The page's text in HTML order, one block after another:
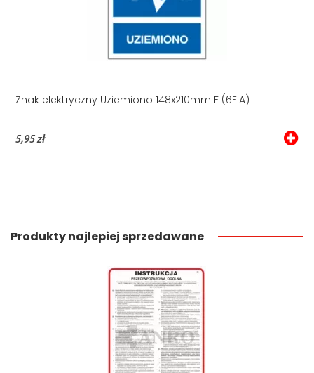
Znak elektryczny Uziemiono 148x210mm F (6EIA)
5,95 zł
Produkty najlepiej sprzedawane